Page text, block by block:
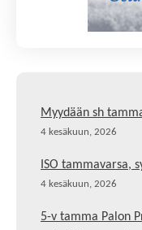
Myydään sh
4 kesäkuun, 2026
ISO tammavarsa,
4 kesäkuun, 2026
5-v tamma Palon